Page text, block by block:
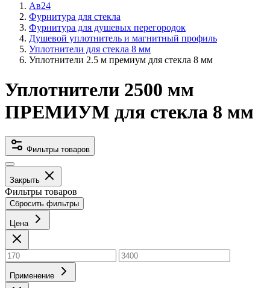
Ав24
Фурнитура для стекла
Фурнитура для душевых перегородок
Душевой уплотнитель и магнитный профиль
Уплотнители для стекла 8 мм
Уплотнители 2.5 м премиум для стекла 8 мм
Уплотнители 2500 мм
ПРЕМИУМ для стекла 8 мм
Фильтры товаров
Закрыть
Фильтры товаров
Сбросить фильтры
Цена
Применение